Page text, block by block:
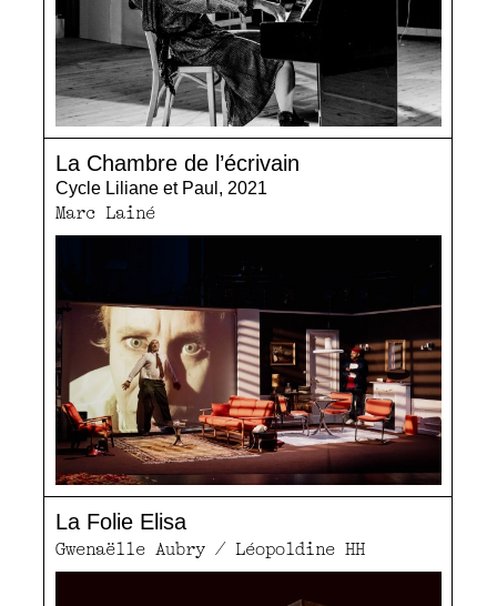
La Chambre de l’écrivain
Cycle Liliane et Paul, 2021
Marc Lainé
La Folie Elisa
Gwenaëlle Aubry / Léopoldine HH